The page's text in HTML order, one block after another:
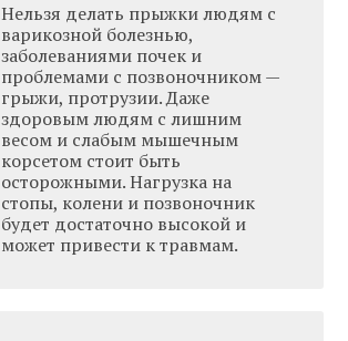
Нельзя делать прыжки людям с
варикозной болезнью,
заболеваниями почек и
проблемами с позвоночником —
грыжи, протрузии. Даже
здоровым людям с лишним
весом и слабым мышечным
корсетом стоит быть
осторожными. Нагрузка на
стопы, колени и позвоночник
будет достаточно высокой и
может привести к травмам.